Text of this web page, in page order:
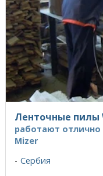
Ленточные пилы
работают отлично
Mizer
Сербия